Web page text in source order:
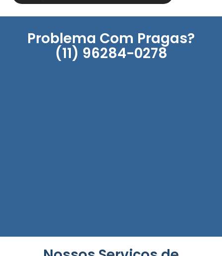
Problema Com Pragas?
(11) 96284-0278